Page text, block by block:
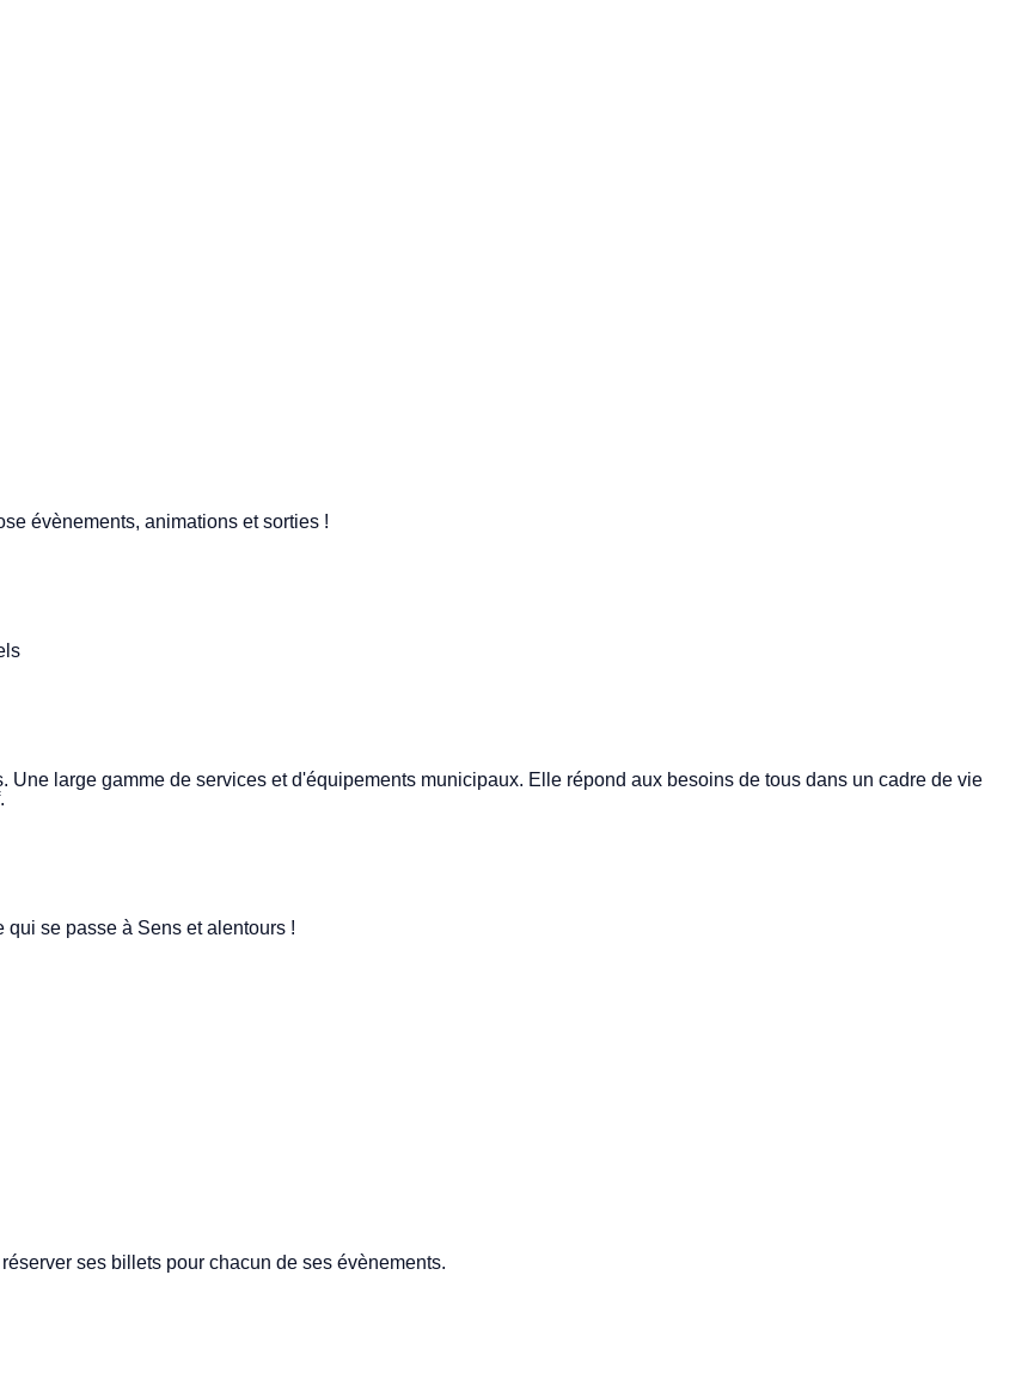
évènements, animations et sorties !
large gamme de services et d'équipements municipaux. Elle répond aux besoins de tous dans un cadre de vie
se passe à Sens et alentours !
ses billets pour chacun de ses évènements.